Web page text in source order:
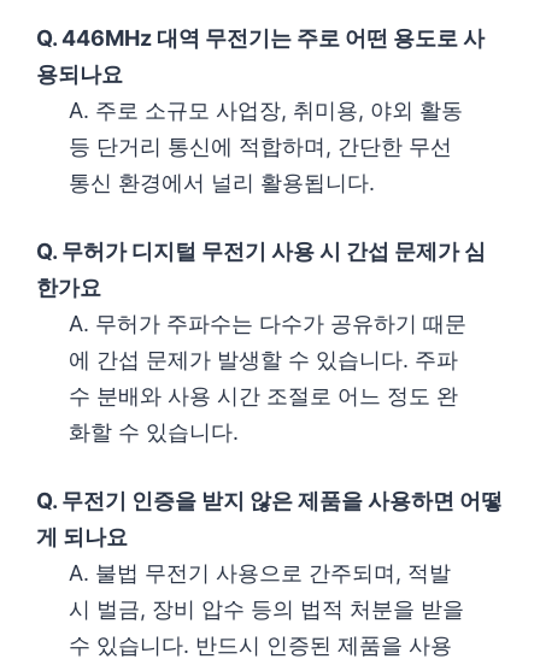
Q. 446MHz 대역 무전기는 주로 어떤 용도로 사
용되나요
A. 주로 소규모 사업장, 취미용, 야외 활동
등 단거리 통신에 적합하며, 간단한 무선
통신 환경에서 널리 활용됩니다.
Q. 무허가 디지털 무전기 사용 시 간섭 문제가 심
한가요
A. 무허가 주파수는 다수가 공유하기 때문
에 간섭 문제가 발생할 수 있습니다. 주파
수 분배와 사용 시간 조절로 어느 정도 완
화할 수 있습니다.
Q. 무전기 인증을 받지 않은 제품을 사용하면 어떻
게 되나요
A. 불법 무전기 사용으로 간주되며, 적발
시 벌금, 장비 압수 등의 법적 처분을 받을
수 있습니다. 반드시 인증된 제품을 사용